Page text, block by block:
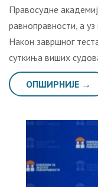
Правосудне
равноправности, а
Након завршног
суткиња виших
ОПШИРНИЈЕ →